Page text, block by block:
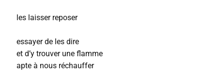
les laisser reposer
essayer de les dire
et d’y trouver une flamme
apte à nous réchauffer